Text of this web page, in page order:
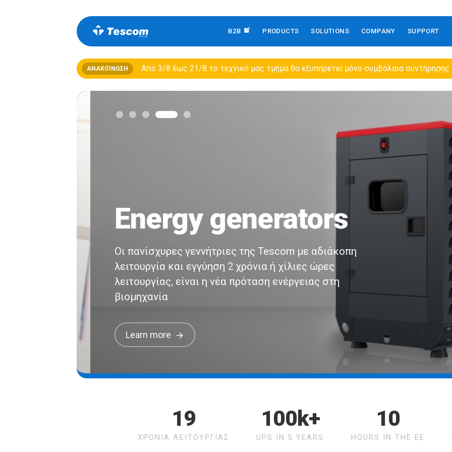
B2B PRODUCTS SOLUTIONS COMPANY SUPPORT
ΑΝΑΚΟΊΝΩΣΗ Από 3/8 έως 21/8 τo τεχνικό μας τμήμα θα εξυπηρετεί μόνο συμβόλαια
Energy generators
Οι πανίσχυρες γεννήτριες της Tescom με αδιάκοπη
λειτουργία και εγγύηση 2 χρόνια ή χίλιες ώρες
λειτουργίας, είναι η νέα πρόταση ενέργειας στη
βιομηχανία
Learn more
19
ΧΡΟΝΙΑ ΛΕΙΤΟΥΡΓΙΑΣ
100k+
UPS IN 5 YEARS
10
HOURS IN THE EE